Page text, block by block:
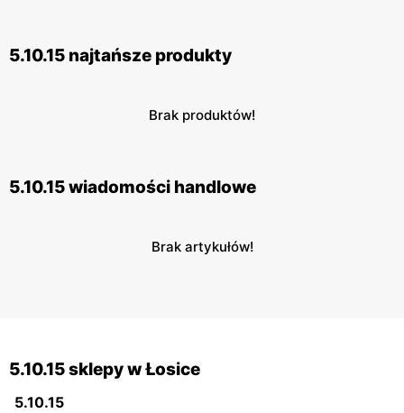
5.10.15 najtańsze produkty
Brak produktów!
5.10.15 wiadomości handlowe
Brak artykułów!
5.10.15 sklepy w Łosice
5.10.15